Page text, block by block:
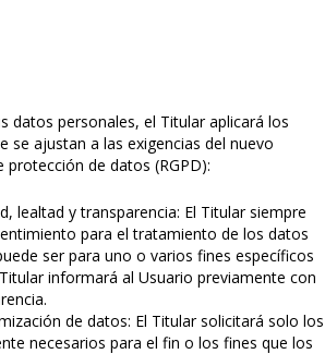
datos personales, el Titular aplicará los
se ajustan a las exigencias del nuevo
de datos (RGPD):
lealtad y transparencia: El Titular siempre
para el tratamiento de los datos
ser para uno o varios fines específicos
informará al Usuario previamente con
de datos: El Titular solicitará solo los
necesarios para el fin o los fines que los